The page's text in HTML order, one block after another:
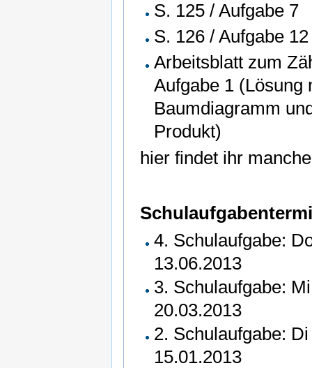
S. 125 / Aufgabe 7
S. 126 / Aufgabe 12
Arbeitsblatt zum
Aufgabe 1 (Lösung
Baumdiagramm
Produkt)
hier findet ihr
4. Schulaufgabe:
13.06.2013
3. Schulaufgabe: Mi
20.03.2013
2. Schulaufgabe: Di
15.01.2013